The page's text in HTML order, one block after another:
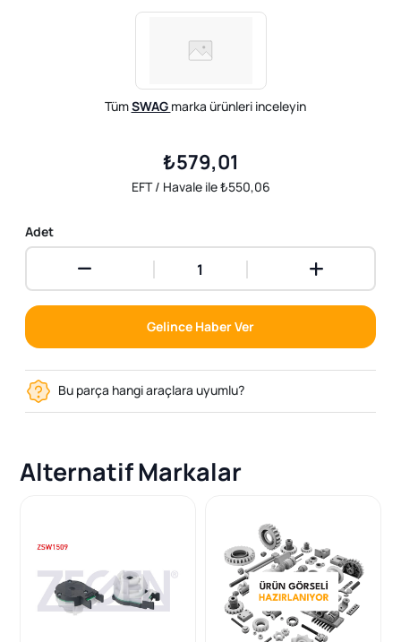
TümSWAG marka ürünleri inceleyin
₺579,01
EFT / Havale ile ₺550,06
Adet
Gelince Haber Ver
Bu parça hangi araçlara uyumlu?
Alternatif Markalar